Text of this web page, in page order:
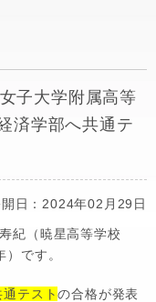
子大学附属高等
済学部へ共通テ
日：2024年02月29日
紀（暁星高等学校
です。
通テストの合格が発表